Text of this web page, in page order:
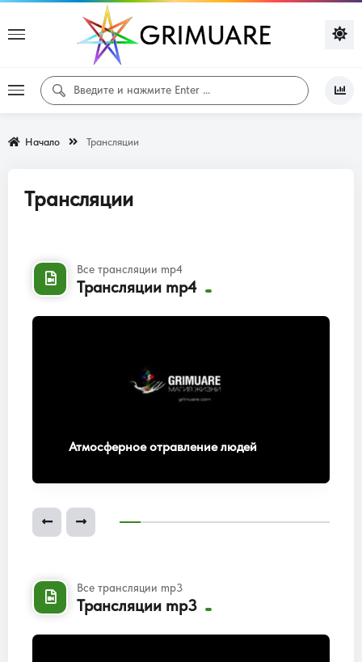
Начало Трансляции
Трансляции
Все трансляции mp4
Трансляции mp4
Атмосферное отравление людей
Все трансляции mp3
Трансляции mp3